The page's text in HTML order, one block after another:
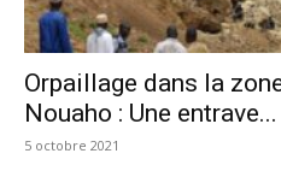
Orpaillage dans la
Nouaho : Une entrave...
5 octobre 2021